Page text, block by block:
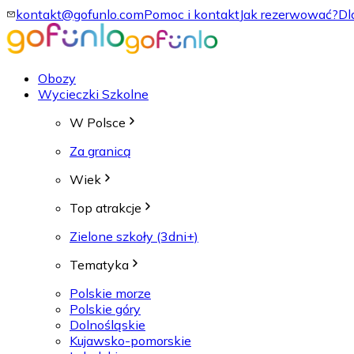
kontakt@gofunlo.comPomoc i kontaktJak rezerwować?
Obozy
Wycieczki Szkolne
W Polsce
Za granicą
Wiek
Top atrakcje
Zielone szkoły (3dni+)
Tematyka
Polskie morze
Polskie góry
Dolnośląskie
Kujawsko-pomorskie